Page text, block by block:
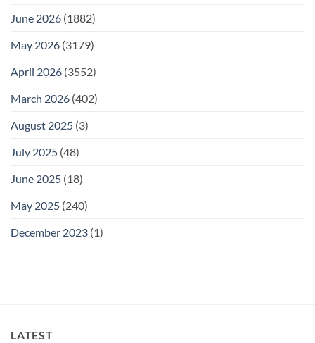
June 2026 (1882)
May 2026 (3179)
April 2026 (3552)
March 2026 (402)
August 2025 (3)
July 2025 (48)
June 2025 (18)
May 2025 (240)
December 2023 (1)
LATEST